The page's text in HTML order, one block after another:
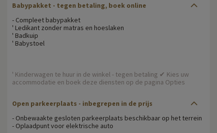
Babypakket - tegen betaling, boek online
- Compleet babypakket
' Ledikant zonder matras en hoeslaken
' Badkuip
' Babystoel
' Kinderwagen te huur in de winkel - tegen betaling ✔ Kies uw
accommodatie en boek deze diensten op de pagina Opties
Open parkeerplaats - inbegrepen in de prijs
- Onbewaakte gesloten parkeerplaats beschikbaar op het terrein
- Oplaadpunt voor elektrische auto